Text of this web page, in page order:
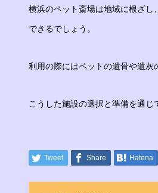
横浜のペット斎場は地域に根ざ
できるでしょう。
利用の際にはペットの遺骨や遺灰
こうした施設の選択と準備を通じ
Tweet Share Hatena